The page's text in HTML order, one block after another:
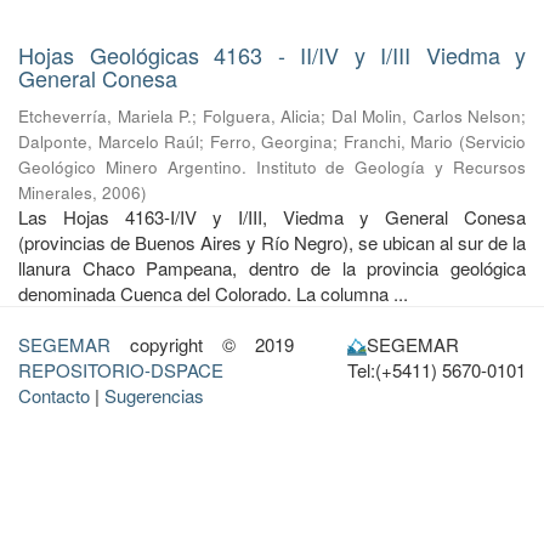
Hojas Geológicas 4163 - II/IV y I/III Viedma y
General Conesa
Etcheverría, Mariela P.; Folguera, Alicia; Dal Molin, Carlos Nelson;
Dalponte, Marcelo Raúl; Ferro, Georgina; Franchi, Mario (Servicio
Geológico Minero Argentino. Instituto de Geología y Recursos
Minerales, 2006)
Las Hojas 4163-I/IV y I/III, Viedma y General Conesa
(provincias de Buenos Aires y Río Negro), se ubican al sur de la
llanura Chaco Pampeana, dentro de la provincia geológica
denominada Cuenca del Colorado. La columna ...
SEGEMAR copyright © 2019
REPOSITORIO-DSPACE
Contacto | Sugerencias
SEGEMAR
Tel:(+5411) 5670-0101